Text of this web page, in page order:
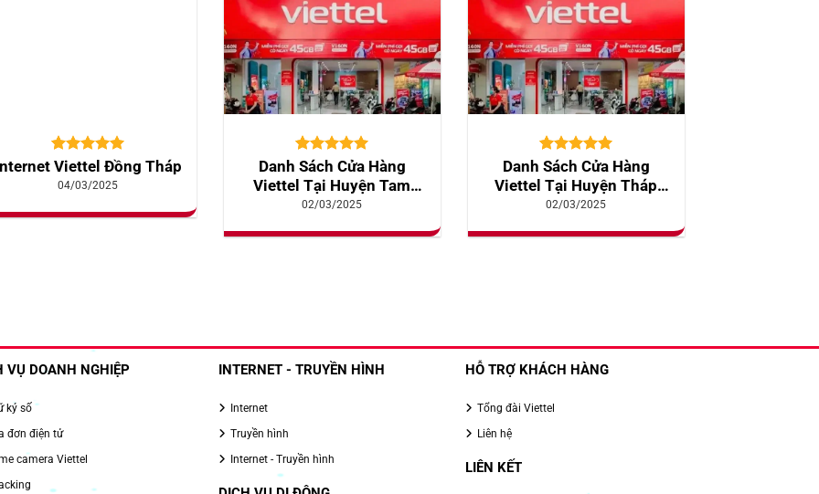
5.00trên 5
dựa trên
10
đánh giá
Viettel Đồng Tháp
04/03/2025
5.00trên 5
dựa trên
10
đánh giá
Danh Sách Cửa Hàng
Viettel Tại Huyện Tam
Nông
02/03/2025
5.00trên 5
dựa trên
10
đánh giá
Danh Sách Cửa Hàng
Viettel Tại Huyện Tháp
Mười
02/03/2025
VỤ DOANH NGHIỆP
ký số
đơn điện tử
camera Viettel
INTERNET - TRUYỀN HÌNH
Internet
Truyền hình
Internet - Truyền hình
HỖ TRỢ KHÁCH HÀNG
Tổng đài Viettel
Liên hệ
LIÊN KẾT